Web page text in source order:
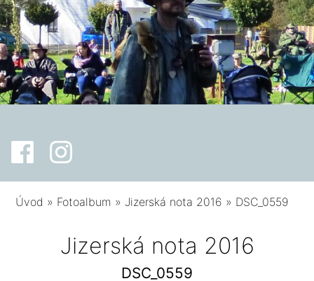
Úvod » Fotoalbum » Jizerská nota 2016 » DSC_0559
Jizerská nota 2016
DSC_0559